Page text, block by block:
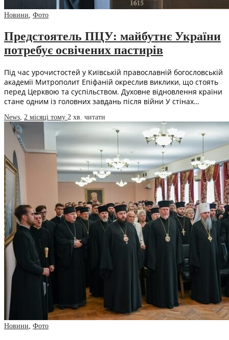
Новини, Фото
Предстоятель ПЦУ: майбутнє України
потребує освічених пастирів
Під час урочистостей у Київській православній богословській
академії Митрополит Епіфаній окреслив виклики, що стоять
перед Церквою та суспільством. Духовне відновлення країни
стане одним із головних завдань після війни У стінах…
News, 2 місяці тому 2 хв. читати
Новини, Фото